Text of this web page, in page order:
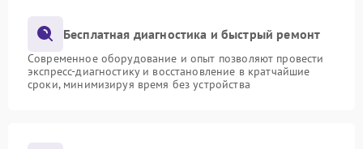
Бесплатная диагностика и быстрый ремонт
Современное оборудование и опыт позволяют провести
экспресс-диагностику и восстановление в кратчайшие
сроки, минимизируя время без устройства